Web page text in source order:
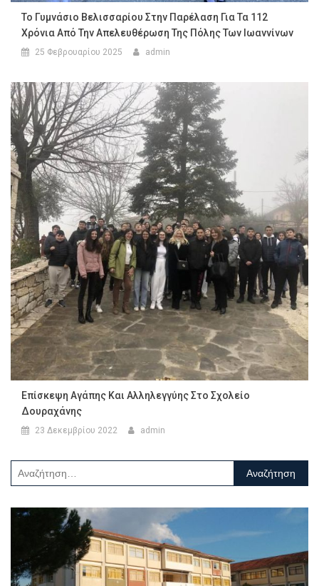
Το Γυμνάσιο Βελισσαρίου Στην Παρέλαση Για Τα 112
Χρόνια Από Την Απελευθέρωση Της Πόλης Των Ιωαννίνων
25 Φεβρουαρίου 2025 admin
Επίσκεψη Αγάπης Και Αλληλεγγύης Στο Σχολείο
Δουραχάνης
23 Δεκεμβρίου 2022 admin
Αναζήτηση
για: